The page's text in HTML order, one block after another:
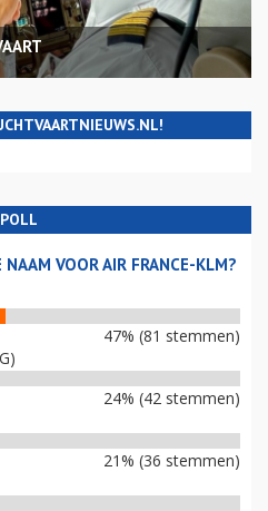
POLL
VOOR AIR FRANCE-KLM?
47% (81 stemmen)
24% (42 stemmen)
21% (36 stemmen)